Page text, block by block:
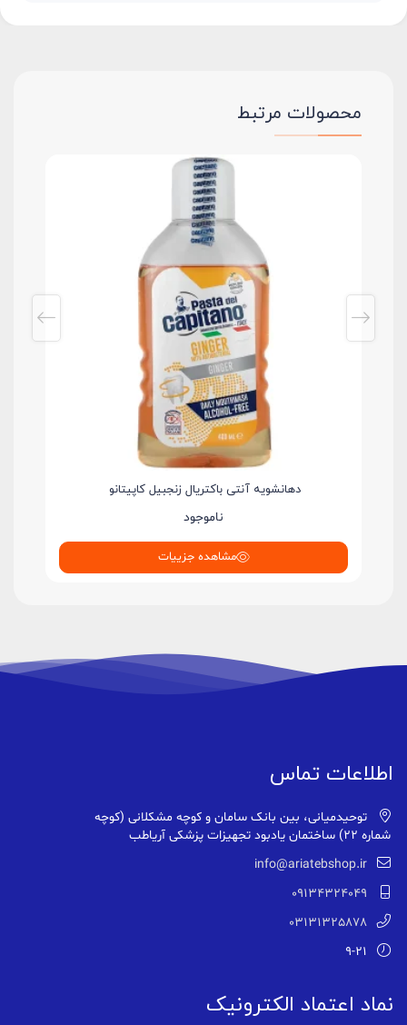
محصولات مرتبط
دهانشویه آنتی باکتریال زنجبیل کاپیتانو
ناموجود
مشاهده جزییات
اطلاعات تماس
توحیدمیانی، بین بانک سامان و کوچه مشکلانی (کوچه
شماره ۲۲) ساختمان یادبود تجهیزات پزشکی آریاطب
info@ariatebshop.ir
09134324049
03131325878
9-21
نماد اعتماد الکترونیک